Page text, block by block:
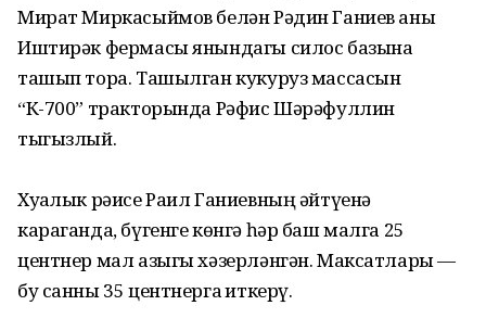
Мират Миркасыймов белән Рәдин Ганиев аны
Иштирәк фермасы янындагы силос базына
ташып тора. Ташылган кукуруз массасын
“К-700” трак­торында Рәфис Шәрәфуллин
тыгызлый.
Хуҗалык рәисе Раил Ганиевның әйтүенә
караганда, бүгенге көнгә һәр баш малга 25
центнер мал азыгы хәзерләнгән. Максатлары —
бу санны 35 центнерга җиткерү.